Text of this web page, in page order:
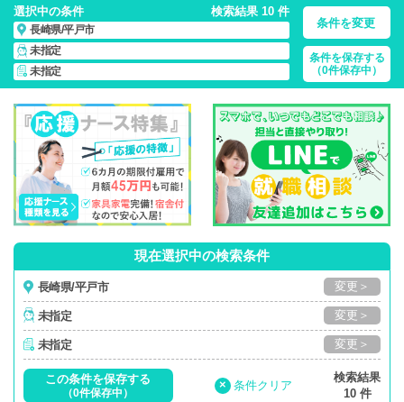
選択中の条件 検索結果 10 件
長崎県/平戸市
未指定
未指定
条件を変更
条件を保存する
（0件保存中）
長崎県/平戸市/正社員・パート・応援ナース・派遣の 看護師求
人・派遣・転職・募集一覧
現在選択中の検索条件
長崎県/平戸市 変更＞
未指定 変更＞
未指定 変更＞
この条件を保存する
（0件保存中）
× 条件クリア
検索結果
10 件